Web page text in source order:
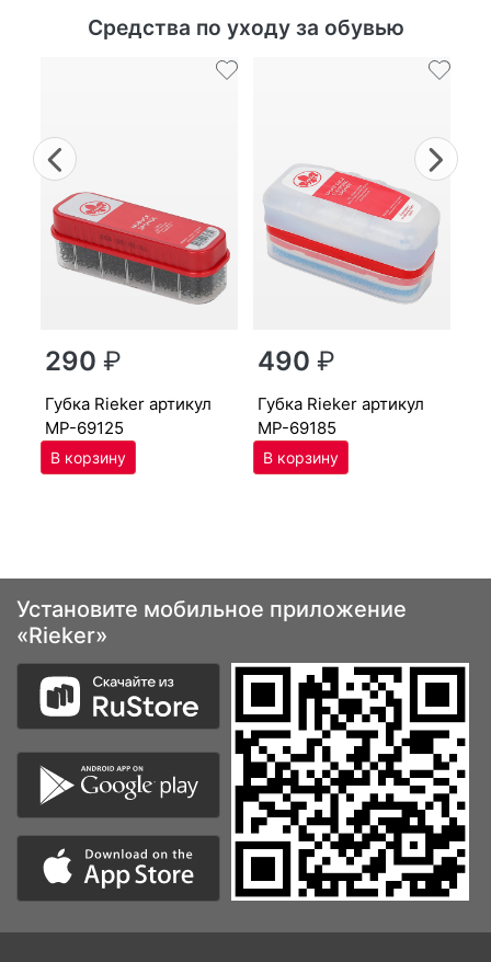
Средства по уходу за обувью
Previous
290₽
губ­ка Ri­eker артикул
MP-69125
490₽
губ­ка Ri­eker артикул
MP-69185
Установите мобильное приложение
«Rieker»